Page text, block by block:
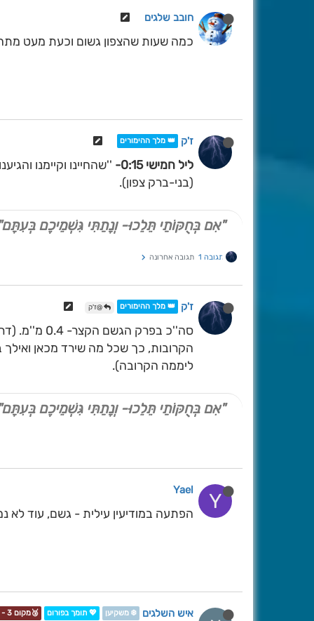
חובב שלגים
כמה שעות שהצפון גשום וכעת מעט
ז'ק 👑 מלך ההימורים
ליל חמישי 0:15-
''שהחיינו וקיימנו
(בני-ברק צפון).
"אִם בְּחֻקּוֹתַי תֵּלֵכוּ- וְנָתַתִּי גִּשְׁמֵיכֶם
תגובה 1 תגובה אחרונה
ז'ק 👑 מלך ההימורים @ז'ק
הקרובות, כך שכל מה שירד מכאן ואילך
ליממה הקרובה).
"אִם בְּחֻקּוֹתַי תֵּלֵכוּ- וְנָתַתִּי גִּשְׁמֵיכֶם
Y
Yael
הפתעה במודיעין עילית - גשם, עוד
איש השלגים ❄️ משקיען 💖 תומך בפורום 🥉מקום 3 - תחרות📷❄️